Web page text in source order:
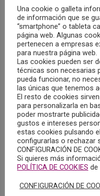
En ambos casos el tapón
cerebro, a través de
graves en la zona
2.- ICTUS
sangre inunda la zona
parte del cerebro.
Un ICTUS será más
afecte, y cuanto más
Por eso es tan importe
para que así se
de oxígeno a esa región
daños.
Lo que debes saber
Una cookie o galleta
de información que se
“smartphone” o tableta
página web. Algunas
pertenecen a empresas
para nuestra página web.
Las cookies pueden ser
técnicas son necesarias
pueda funcionar, no
las únicas que tenemos
El resto de cookies
para personalizarla en
poder mostrarte
gustos e intereses
estas cookies pulsando
configurarlas o rechazar
CONFIGURACIÓN DE
Si quieres más
POLÍTICA DE COOKIES de
CONFIGURACIÓN DE